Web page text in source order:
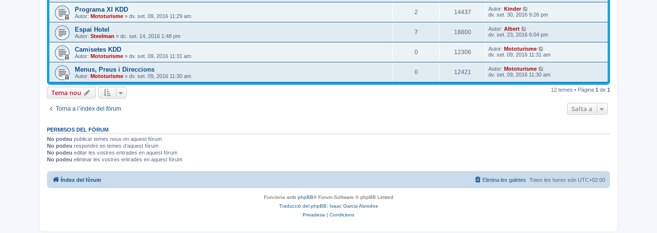
Programa XI KDD
Autor: Mototurisme » dv. set. 09, 2016 11:29 am
2 14437 Autor: Kinder
dv. set. 30, 2016 9:26 pm
Espai Hotel
Autor: Steelman » dc. set. 14, 2016 1:48 pm
7 18800 Autor: Albert
dv. set. 23, 2016 6:04 pm
Camisetes KDD
Autor: Mototurisme » dv. set. 09, 2016 11:31 am
0 12306 Autor: Mototurisme
dv. set. 09, 2016 11:31 am
Menus, Preus i Direccions
Autor: Mototurisme » dv. set. 09, 2016 11:30 am
0 12421 Autor: Mototurisme
dv. set. 09, 2016 11:30 am
Tema nou 12 temes • Pàgina 1 de 1
Torna a l’índex del fòrum Salta a
PERMISOS DEL FÒRUM
No podeu publicar temes nous en aquest fòrum
No podeu respondre en temes d’aquest fòrum
No podeu editar les vostres entrades en aquest fòrum
No podeu eliminar les vostres entrades en aquest fòrum
Índex del fòrum Totes les hores són UTC+02:00
Elimina les galetes
Funciona amb phpBB® Forum Software © phpBB Limited
Traducció del phpBB: Isaac Garcia Abrodos
Privadesa | Condicions